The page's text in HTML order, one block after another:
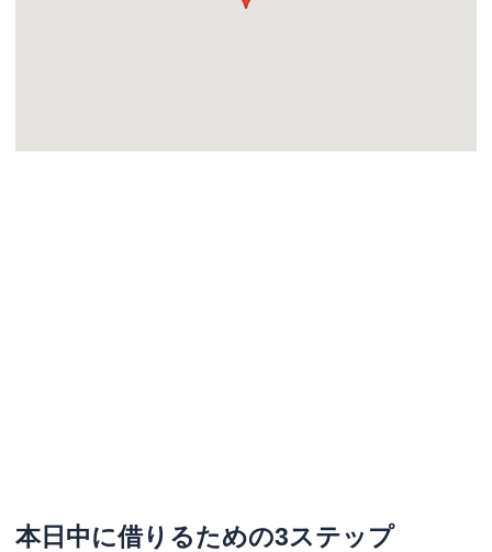
本日中に借りるための3ステップ